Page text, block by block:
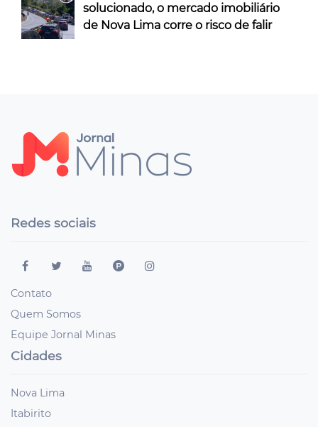
solucionado, o mercado imobiliário
de Nova Lima corre o risco de falir
Redes sociais
Contato
Quem Somos
Equipe Jornal Minas
Cidades
Nova Lima
Itabirito